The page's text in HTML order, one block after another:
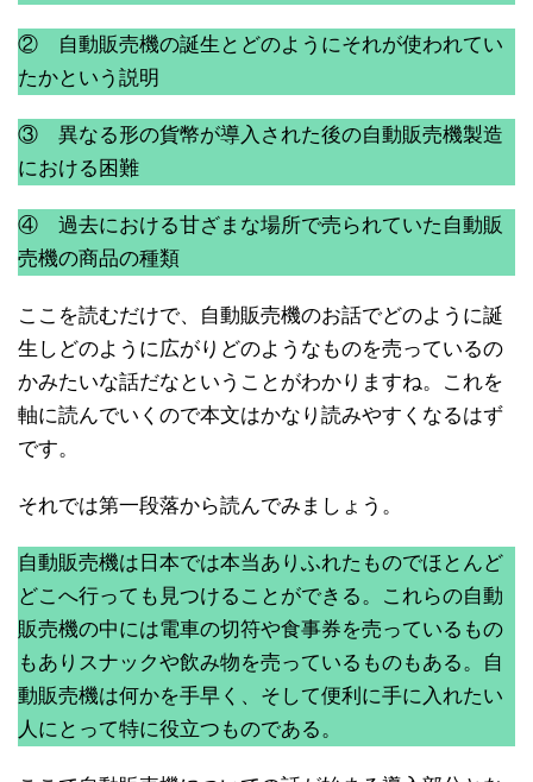
② 自動販売機の誕生とどのようにそれが使われてい
たかという説明
③ 異なる形の貨幣が導入された後の自動販売機製造
における困難
④ 過去における甘ざまな場所で売られていた自動販
売機の商品の種類
ここを読むだけで、自動販売機のお話でどのように誕
生しどのように広がりどのようなものを売っているの
かみたいな話だなということがわかりますね。これを
軸に読んでいくので本文はかなり読みやすくなるはず
です。
それでは第一段落から読んでみましょう。
自動販売機は日本では本当ありふれたものでほとんど
どこへ行っても見つけることができる。これらの自動
販売機の中には電車の切符や食事券を売っているもの
もありスナックや飲み物を売っているものもある。自
動販売機は何かを手早く、そして便利に手に入れたい
人にとって特に役立つものである。